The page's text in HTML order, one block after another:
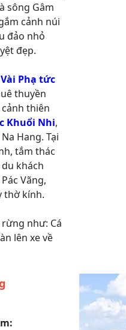
sông Gâm
cảnh núi
đảo nhỏ
đẹp.
Vài Phạ tức
thuyền
thiên
Khuổi Nhi,
Hang. Tại
tắm thác
khách
Vãng,
thờ kính.
như: Cá
lên xe về